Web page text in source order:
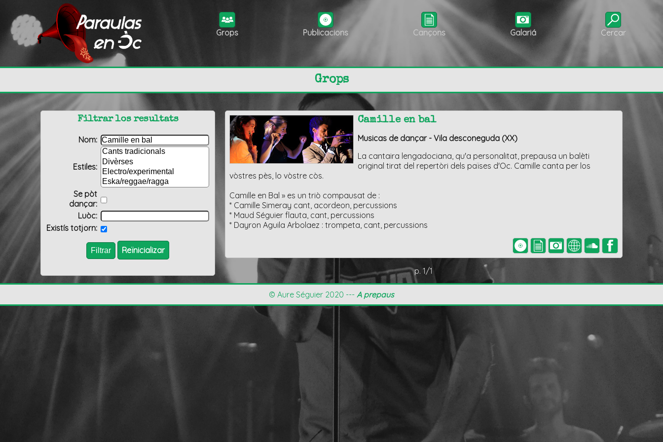
Grops Publicacions Cançons Galariá Cercar
Grops
Camille en bal
Musicas de dançar - Vila desconeguda (XX)
La cantaira lengadociana, qu'a personalitat, prepausa un balèti
original tirat del repertòri dels païses d'Oc. Camille canta per los
vòstres pès, lo vòstre còs.
Camille en Bal » es un triò compausat de :
* Camille Simeray cant, acordeon, percussions
* Maud Séguier flauta, cant, percussions
* Dayron Aguila Arbolaez : trompeta, cant, percussions
p. 1/1
Filtrar los resultats
Nom:
Estiles:
Se pòt
dançar:
Luòc:
Existís totjorn:
Reïnicializar
© Aure Séguier 2020 --- A prepaus